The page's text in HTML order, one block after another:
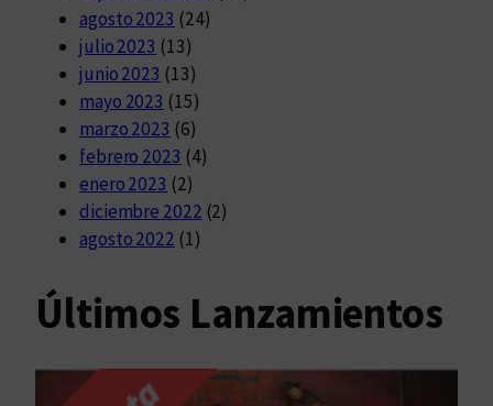
agosto 2023 (24)
julio 2023 (13)
junio 2023 (13)
mayo 2023 (15)
marzo 2023 (6)
febrero 2023 (4)
enero 2023 (2)
diciembre 2022 (2)
agosto 2022 (1)
Últimos Lanzamientos